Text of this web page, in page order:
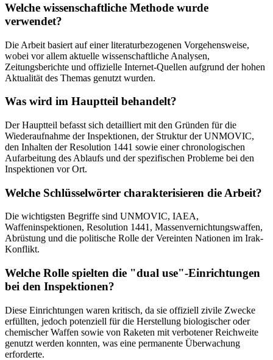
Welche wissenschaftliche Methode wurde
verwendet?
Die Arbeit basiert auf einer literaturbezogenen Vorgehensweise,
wobei vor allem aktuelle wissenschaftliche Analysen,
Zeitungsberichte und offizielle Internet-Quellen aufgrund der hohen
Aktualität des Themas genutzt wurden.
Was wird im Hauptteil behandelt?
Der Hauptteil befasst sich detailliert mit den Gründen für die
Wiederaufnahme der Inspektionen, der Struktur der UNMOVIC,
den Inhalten der Resolution 1441 sowie einer chronologischen
Aufarbeitung des Ablaufs und der spezifischen Probleme bei den
Inspektionen vor Ort.
Welche Schlüsselwörter charakterisieren die Arbeit?
Die wichtigsten Begriffe sind UNMOVIC, IAEA,
Waffeninspektionen, Resolution 1441, Massenvernichtungswaffen,
Abrüstung und die politische Rolle der Vereinten Nationen im Irak-
Konflikt.
Welche Rolle spielten die "dual use"-Einrichtungen
bei den Inspektionen?
Diese Einrichtungen waren kritisch, da sie offiziell zivile Zwecke
erfüllten, jedoch potenziell für die Herstellung biologischer oder
chemischer Waffen sowie von Raketen mit verbotener Reichweite
genutzt werden konnten, was eine permanente Überwachung
erforderte.